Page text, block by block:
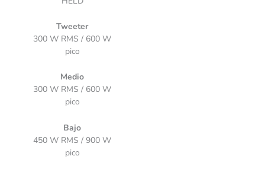
Tweeter
300 W RMS / 600 W
pico
Medio
300 W RMS / 600 W
pico
Bajo
450 W RMS / 900 W
pico